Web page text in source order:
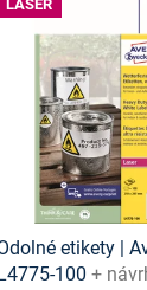
LASER
etikety |
100 +